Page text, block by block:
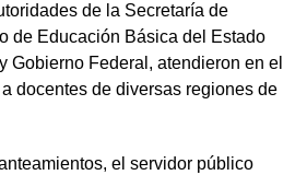
de la Secretaría de
de Educación Básica del Estado
Gobierno Federal, atendieron en el
docentes de diversas regiones de
el servidor público